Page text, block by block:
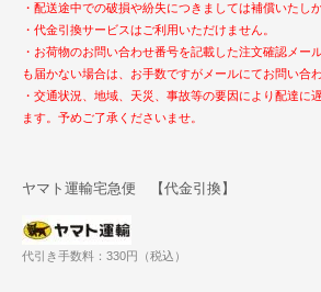
・配送途中での破損や紛失につきましては補償いたしか
・代金引換サービスはご利用いただけません。
・お荷物のお問い合わせ番号を記載した注文確認メー
も届かない場合は、お手数ですがメールにてお問い合
・交通状況、地域、天災、事故等の要因により配達に
ます。予めご了承くださいませ。
ヤマト運輸宅急便 【代金引換】
代引き手数料：330円（税込）